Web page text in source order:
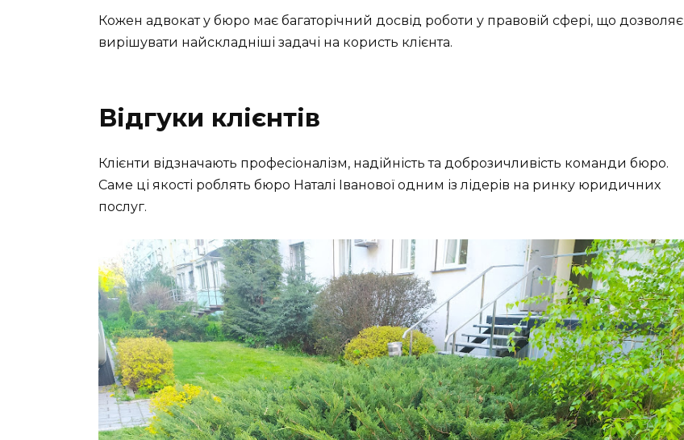
Кожен адвокат у бюро має багаторічний досвід роботи у правовій сфері, що дозволяє
вирішувати найскладніші задачі на користь клієнта.
Відгуки клієнтів
Клієнти відзначають професіоналізм, надійність та доброзичливість команди бюро.
Саме ці якості роблять бюро Наталі Іванової одним із лідерів на ринку юридичних
послуг.